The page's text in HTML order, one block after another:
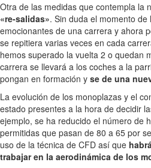
Otra de las medidas que contempla la
«re-salidas». Sin duda el momento
emocionantes de una carrera y ahora
se repitiera varias veces en cada
hemos superado la vuelta 2 o quedan
carrera se llevará a los coches a la
pongan en formación y se de una
La evolución de los monoplazas y el
estado presentes a la hora de decidir
ejemplo, se ha reducido el número de
permitidas que pasan de 80 a 65 por
uso de la técnica de CFD así que
trabajar en la aerodinámica de los